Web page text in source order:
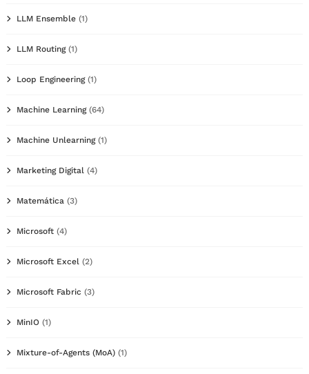
LLM Ensemble (1)
LLM Routing(1)
Loop Engineering(1)
Machine Learning(64)
Machine Unlearning(1)
Marketing Digital (4)
Matemática (3)
Microsoft (4)
Microsoft Excel (2)
Microsoft Fabric (3)
MinIO (1)
Mixture-of-Agents (MoA) (1)